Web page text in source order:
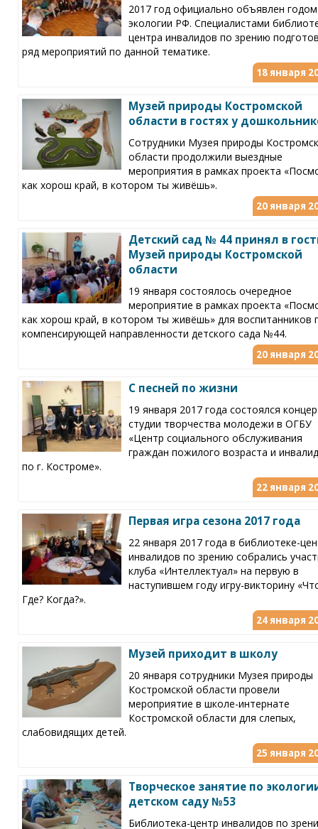
2017 год официально объявлен годом
экологии РФ. Специалистами
центра инвалидов по зрению
ряд мероприятий по данной тематике.
18 января
Музей природы Костромской
области в гостях у
Сотрудники Музея природы
области продолжили выездные
мероприятия в рамках проекта
как хорош край, в котором ты живёшь».
20 января
Детский сад № 44 принял в
Музей природы Костромской
области
19 января состоялось очередное
мероприятие в рамках проекта
как хорош край, в котором ты живёшь» для воспитанников
компенсирующей направленности детского сада №44.
20 января
С песней по жизни
19 января 2017 года состоялся
студии творчества молодежи в ОГБУ
«Центр социального обслуживания
граждан пожилого возраста и
по г. Костроме».
22 января
Первая игра сезона 2017 года
22 января 2017 года в библиотеке-
инвалидов по зрению собрались
клуба «Интеллектуал» на первую в
наступившем году игру-викторину
Где? Когда?».
24 января
Музей приходит в школу
20 января сотрудники Музея природы
Костромской области провели
мероприятие в школе-интернате
Костромской области для слепых,
слабовидящих детей.
25 января
Творческое занятие по
детском саду №53
Библиотека-центр инвалидов по